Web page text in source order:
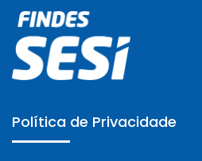
Política de Privacidade